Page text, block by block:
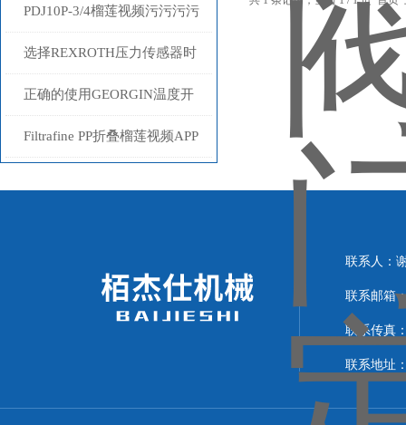
视频APP官网下载进入窗口的
特点和应用介绍说明
PDJ10P-3/4榴莲视频污污污污
产品特性介绍
选择REXROTH压力传感器时
要参考以下性能参数
正确的使用GEORGIN温度开
关避免出现安全事故
Filtrafine PP折叠榴莲视频APP
联系人
联系邮箱
联系传真
联系地址